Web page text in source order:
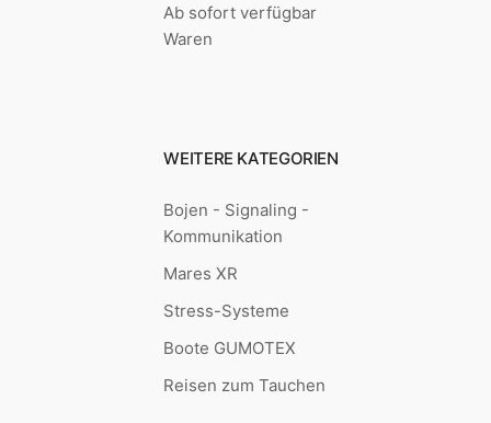
Ab sofort verfügbar
Waren
WEITERE KATEGORIEN
Bojen - Signaling -
Kommunikation
Mares XR
Stress-Systeme
Boote GUMOTEX
Reisen zum Tauchen